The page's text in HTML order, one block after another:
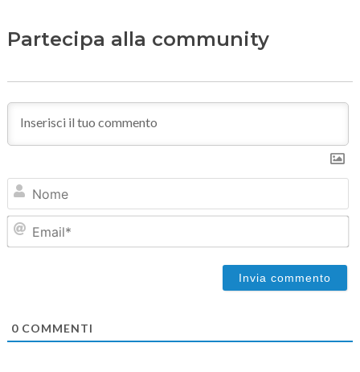
Partecipa alla community
0COMMENTI